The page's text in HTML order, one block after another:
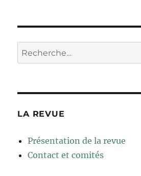
Recherche
pour :
LA REVUE
Présentation de la revue
Contact et comités